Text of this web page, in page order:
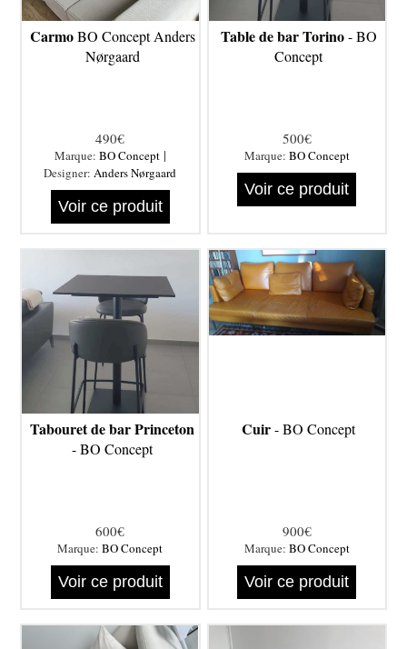
CarmoBO Concept Anders
Nørgaard
490€
Marque: BO Concept|
Designer:Anders Nørgaard
Voir ce produit
Table de bar Torino- BO
Concept
500€
Marque: BO Concept
Voir ce produit
Tabouret de bar Princeton
- BO Concept
600€
Marque:BO Concept
Voir ce produit
Cuir- BO Concept
900€
Marque: BO Concept
Voir ce produit